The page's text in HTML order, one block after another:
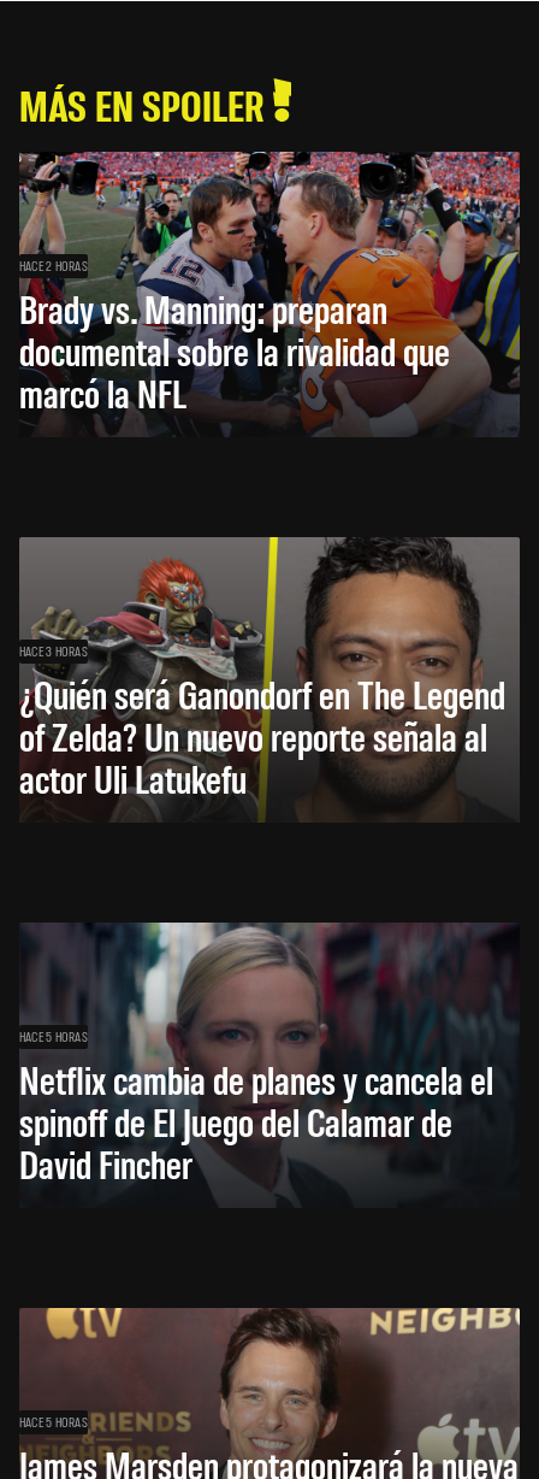
MÁS EN SPOILER
HACE 2 HORAS
Brady vs. Manning: preparan
documental sobre la rivalidad que
marcó la NFL
HACE 3 HORAS
¿Quién será Ganondorf en The Legend
of Zelda? Un nuevo reporte señala al
actor Uli Latukefu
HACE 5 HORAS
Netflix cambia de planes y cancela el
spinoff de El Juego del Calamar de
David Fincher
HACE 5 HORAS
James Marsden protagonizará la nueva